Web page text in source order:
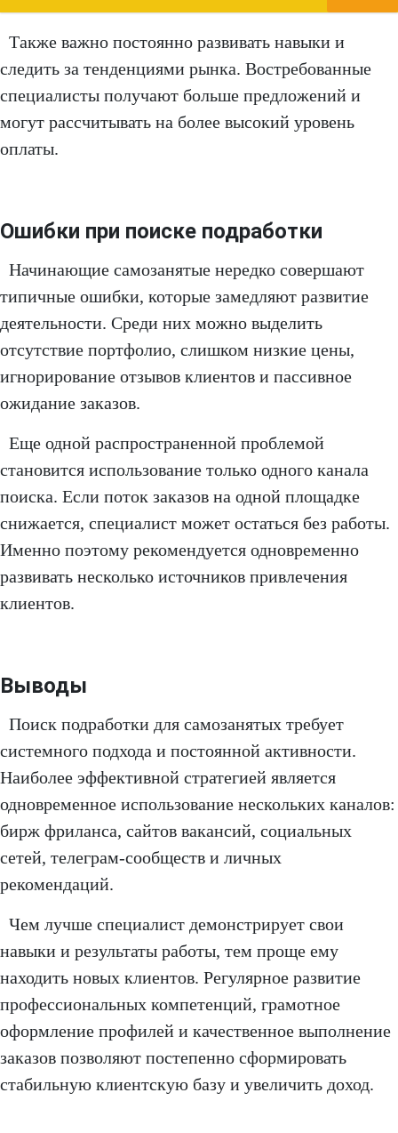
Также важно постоянно развивать навыки и
следить за тенденциями рынка. Востребованные
специалисты получают больше предложений и
могут рассчитывать на более высокий уровень
оплаты.
Ошибки при поиске подработки
Начинающие самозанятые нередко совершают
типичные ошибки, которые замедляют развитие
деятельности. Среди них можно выделить
отсутствие портфолио, слишком низкие цены,
игнорирование отзывов клиентов и пассивное
ожидание заказов.
Еще одной распространенной проблемой
становится использование только одного канала
поиска. Если поток заказов на одной площадке
снижается, специалист может остаться без работы.
Именно поэтому рекомендуется одновременно
развивать несколько источников привлечения
клиентов.
Выводы
Поиск подработки для самозанятых требует
системного подхода и постоянной активности.
Наиболее эффективной стратегией является
одновременное использование нескольких каналов:
бирж фриланса, сайтов вакансий, социальных
сетей, телеграм-сообществ и личных
рекомендаций.
Чем лучше специалист демонстрирует свои
навыки и результаты работы, тем проще ему
находить новых клиентов. Регулярное развитие
профессиональных компетенций, грамотное
оформление профилей и качественное выполнение
заказов позволяют постепенно сформировать
стабильную клиентскую базу и увеличить доход.